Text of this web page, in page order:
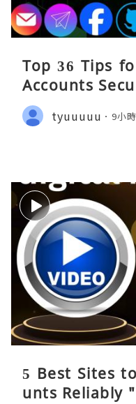
Top 36 Tips
Accounts
tyuuuuu 9小
5 Best Sites
unts Reliably